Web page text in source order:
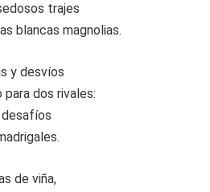
trajes
blancas magnolias.
y desvíos
dos rivales:
de viña,